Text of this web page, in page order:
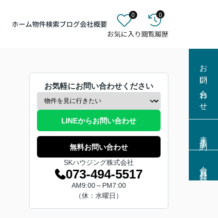
ホーム物件検索ブログ会社概要
0 0
お問い合わせ
来店予約
会員登録
お気軽にお問い合わせください
LINEからお問い合わせ
無料お問い合わせ
SKハウジング株式会社
073-494-5517
AM9:00～PM7:00
（休：水曜日）